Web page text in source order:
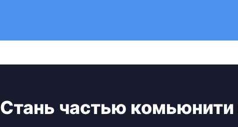
Стань частью